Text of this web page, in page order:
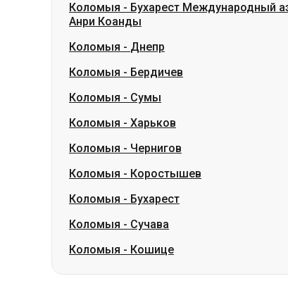
Коломыя - Бухарест Международный
Анри Коанды
Коломыя - Днепр
Коломыя - Бердичев
Коломыя - Сумы
Коломыя - Харьков
Коломыя - Чернигов
Коломыя - Коростышев
Коломыя - Бухарест
Коломыя - Сучава
Коломыя - Кошице